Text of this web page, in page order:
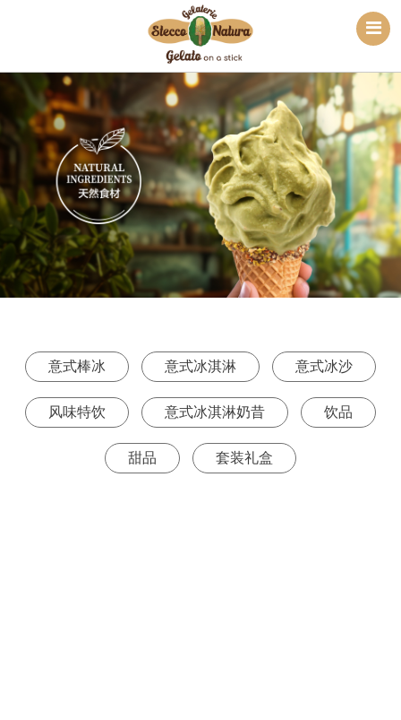
意式棒冰 意式冰淇淋 意式冰沙
风味特饮 意式冰淇淋奶昔 饮品
甜品 套装礼盒